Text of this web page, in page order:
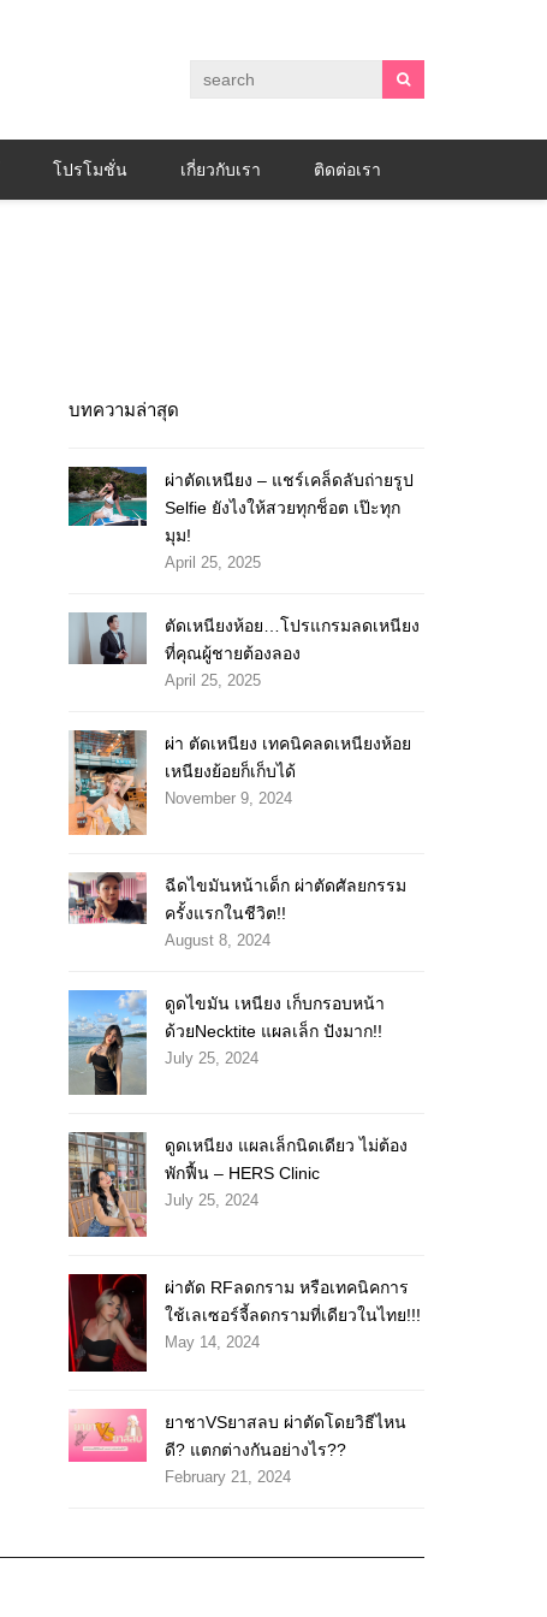
โปรโมชั่น เกี่ยวกับเรา ติดต่อเรา
บทความล่าสุด
ผ่าตัดเหนียง – แชร์เคล็ดลับถ่ายรูป
Selfie ยังไงให้สวยทุกช็อต เป๊ะทุก
มุม!
April 25, 2025
ตัดเหนียงห้อย…โปรแกรมลดเหนียง
ที่คุณผู้ชายต้องลอง
April 25, 2025
ผ่า ตัดเหนียง เทคนิคลดเหนียงห้อย
เหนียงย้อยก็เก็บได้
November 9, 2024
ฉีดไขมันหน้าเด็ก ผ่าตัดศัลยกรรม
ครั้งแรกในชีวิต!!
August 8, 2024
ดูดไขมัน เหนียง เก็บกรอบหน้า
ด้วยNecktite แผลเล็ก ปังมาก!!
July 25, 2024
ดูดเหนียง แผลเล็กนิดเดียว ไม่ต้อง
พักฟื้น – HERS Clinic
July 25, 2024
ผ่าตัด RFลดกราม หรือเทคนิคการ
ใช้เลเซอร์จี้ลดกรามที่เดียวในไทย!!!
May 14, 2024
ยาชาVSยาสลบ ผ่าตัดโดยวิธีไหน
ดี? แตกต่างกันอย่างไร??
February 21, 2024